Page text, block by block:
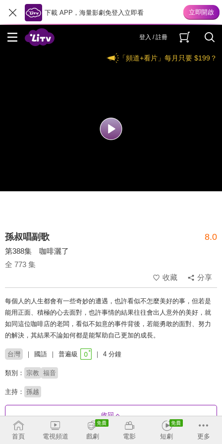
下載 APP，海量影劇免登入立即看
登入 / 註冊
「頻道+看片」每月只要 $199？
孫叔唱副歌 8.0
第388集 咖啡灑了
全 773 集
收藏
分享
每個人的人生都會有一些奇妙的遭遇，也許看似不怎麼美好的事，但若是
能用正面、積極的心去面對，也許事情的結果往往會出人意外的美好，就
如同這位咖啡店的老闆，看似不如意的事件背後，若能勇敢的面對、努力
的解決，其結果不論如何都是能幫助自己更加的成長。
台灣 國語 普遍級 4 分鐘
類別： 宗教 福音
主持： 孫越
收回
首頁 電視頻道 戲劇 電影 短劇 更多